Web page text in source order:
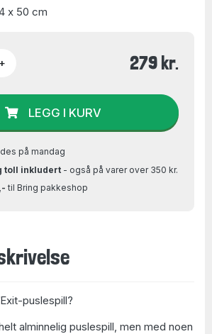
x 50 cm
+ 279 kr.
LEGG I KURV
på mandag
toll inkludert- også på varer over 350 kr.
til Bring pakkeshop
puslespill?
alminnelig puslespill, men med noen